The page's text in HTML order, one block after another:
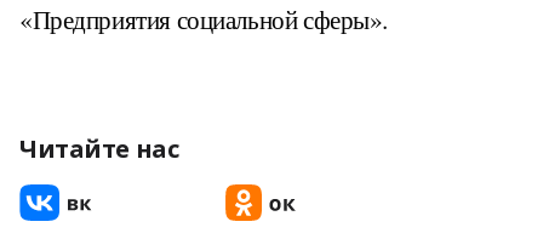
«Предприятия социальной сферы».
Читайте нас